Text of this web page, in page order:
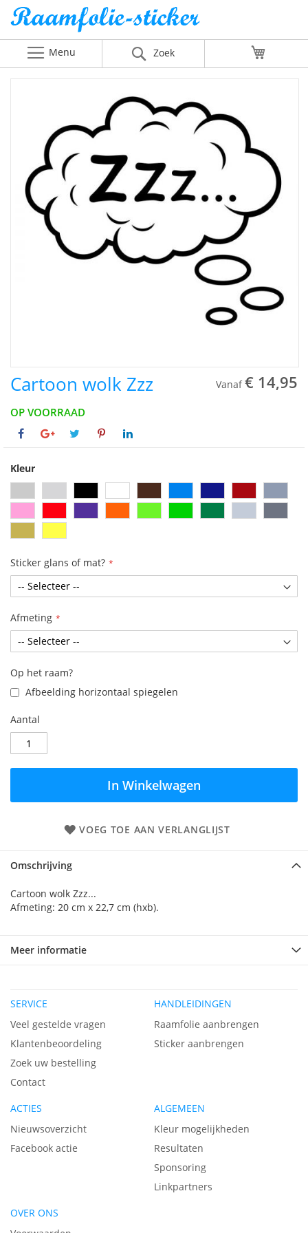
Menu Zoek
Cartoon wolk Zzz Vanaf € 14,95
OP VOORRAAD
Kleur
Sticker glans of mat?
Afmeting
Op het raam?
Afbeelding horizontaal spiegelen
Aantal
In Winkelwagen
VOEG TOE AAN VERLANGLIJST
Omschrijving
Cartoon wolk Zzz...
Afmeting: 20 cm x 22,7 cm (hxb).
Meer informatie
SERVICE
Veel gestelde vragen
Klantenbeoordeling
Zoek uw bestelling
Contact
HANDLEIDINGEN
Raamfolie aanbrengen
Sticker aanbrengen
ACTIES
Nieuwsoverzicht
Facebook actie
ALGEMEEN
Kleur mogelijkheden
Resultaten
Sponsoring
Linkpartners
OVER ONS